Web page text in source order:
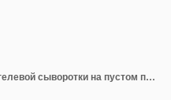
Много текущей прозрачной гелевой сыворотки на пустом прозрачном фоне